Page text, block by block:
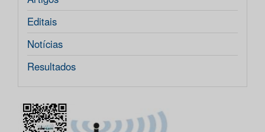
Editais
Notícias
Resultados